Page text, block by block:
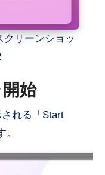
クリーンショッ
始
れる「Start